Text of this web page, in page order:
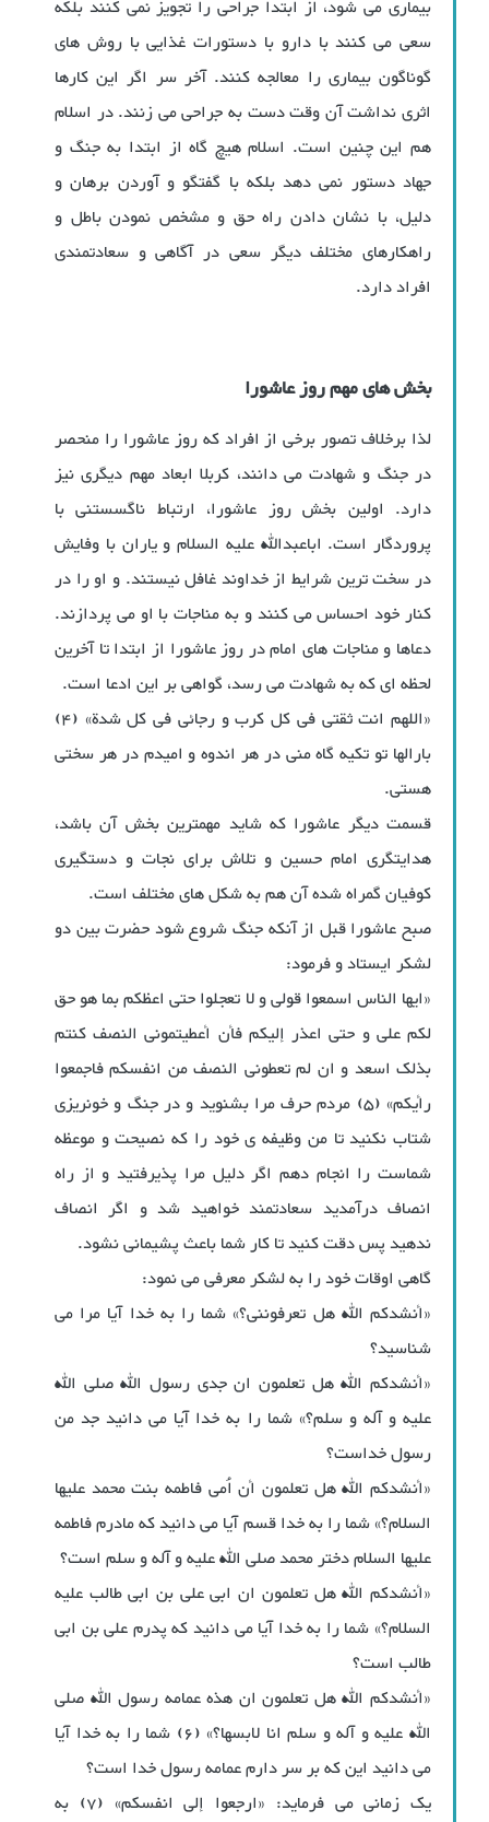
بیماری می شود، از ابتدا جراحی را تجویز نمی کنند بلکه
سعی می کنند با دارو با دستورات غذایی با روش های
گوناگون بیماری را معالجه کنند. آخر سر اگر این کارها
اثری نداشت آن وقت دست به جراحی می زنند. در اسلام
هم این چنین است. اسلام هیچ گاه از ابتدا به جنگ و
جهاد دستور نمی دهد بلکه با گفتگو و آوردن برهان و
دلیل، با نشان دادن راه حق و مشخص نمودن باطل و
راهکارهای مختلف دیگر سعی در آگاهی و سعادتمندی
افراد دارد.
بخش های مهم روز عاشورا
لذا برخلاف تصور برخی از افراد که روز عاشورا را منحصر
در جنگ و شهادت می دانند، کربلا ابعاد مهم دیگری نیز
دارد. اولین بخش روز عاشورا، ارتباط ناگسستنی با
پروردگار است. اباعبدالله علیه السلام و یاران با وفایش
در سخت ترین شرایط از خداوند غافل نیستند. و او را در
کنار خود احساس می کنند و به مناجات با او می پردازند.
دعاها و مناجات های امام در روز عاشورا از ابتدا تا آخرین
لحظه ای که به شهادت می رسد، گواهی بر این ادعا است.
«اللهم انت ثقتی فی کل کرب و رجائی فی کل شدة» (4)
بارالها تو تکیه گاه منی در هر اندوه و امیدم در هر سختی
هستی.
قسمت دیگر عاشورا که شاید مهمترین بخش آن باشد،
هدایتگری امام حسین و تلاش برای نجات و دستگیری
کوفیان گمراه شده آن هم به شکل های مختلف است.
صبح عاشورا قبل از آنکه جنگ شروع شود حضرت بین دو
لشکر ایستاد و فرمود:
«ایها الناس اسمعوا قولی و لا تعجلوا حتی اعظکم بما هو حق
لکم علی و حتی اعذر إلیکم فأن أعطیتمونی النصف کنتم
بذلک اسعد و ان لم تعطونی النصف من انفسکم فاجمعوا
رأیکم» (5) مردم حرف مرا بشنوید و در جنگ و خونریزی
شتاب نکنید تا من وظیفه ی خود را که نصیحت و موعظه
شماست را انجام دهم اگر دلیل مرا پذیرفتید و از راه
انصاف درآمدید سعادتمند خواهید شد و اگر انصاف
ندهید پس دقت کنید تا کار شما باعث پشیمانی نشود.
گاهی اوقات خود را به لشکر معرفی می نمود:
«أنشدکم الله هل تعرفوننی؟» شما را به خدا آیا مرا می
شناسید؟
«أنشدکم الله هل تعلمون ان جدی رسول الله صلی الله
علیه و آله و سلم؟» شما را به خدا آیا می دانید جد من
رسول خداست؟
«أنشدکم الله هل تعلمون أن اُمی فاطمه بنت محمد علیها
السلام؟» شما را به خدا قسم آیا می دانید که مادرم فاطمه
علیها السلام دختر محمد صلی الله علیه و آله و سلم است؟
«أنشدکم الله هل تعلمون ان ابی علی بن ابی طالب علیه
السلام؟» شما را به خدا ‌آیا می دانید که پدرم علی بن ابی
طالب است؟
«أنشدکم الله هل تعلمون ان هذه عمامه رسول الله صلی
الله علیه و آله و سلم انا لابسها؟» (6) شما را به خدا آیا
می دانید این که بر سر دارم عمامه رسول خدا است؟
یک زمانی می فرماید: «ارجعوا إلی انفسکم» (7) به